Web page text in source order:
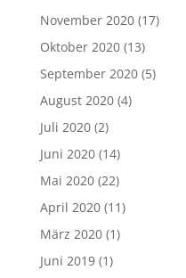
November 2020(17)
Oktober 2020(13)
September 2020(5)
August 2020(4)
Juli 2020(2)
Juni 2020(14)
Mai 2020(22)
April 2020(11)
März 2020(1)
Juni 2019(1)